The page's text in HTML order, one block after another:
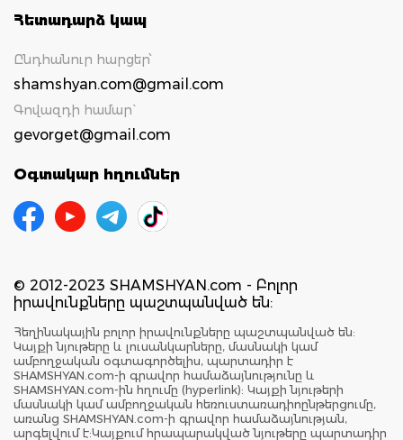
Հետադարձ կապ
Ընդհանուր հարցեր՝
shamshyan.com@gmail.com
Գովազդի համար`
gevorget@gmail.com
Օգտակար հղումներ
© 2012-2023 SHAMSHYAN.com - Բոլոր
իրավունքները պաշտպանված են:
Հեղինակային բոլոր իրավունքները պաշտպանված են:
Կայքի նյութերը և լուսանկարները, մասնակի կամ
ամբողջական օգտագործելիս, պարտադիր է
SHAMSHYAN.com-ի գրավոր համաձայնությունը և
SHAMSHYAN.com-ին հղումը (hyperlink): Կայքի նյութերի
մասնակի կամ ամբողջական հեռուստառադիոընթերցումը,
առանց SHAMSHYAN.com-ի գրավոր համաձայնության,
արգելվում է:Կայքում հրապարակված նյութերը պարտադիր